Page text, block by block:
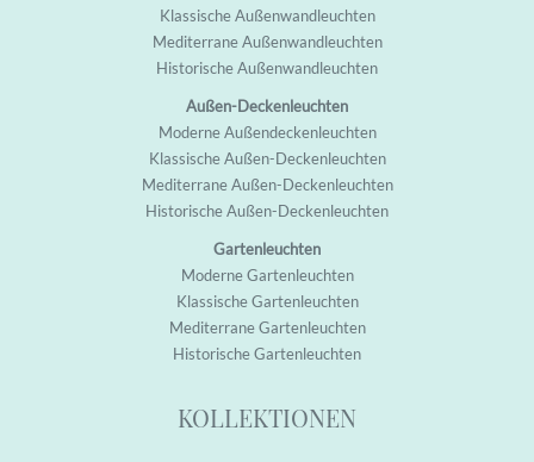
Klassische Außenwandleuchten
Mediterrane Außenwandleuchten
Historische Außenwandleuchten
Außen-Deckenleuchten
Moderne Außendeckenleuchten
Klassische Außen-Deckenleuchten
Mediterrane Außen-Deckenleuchten
Historische Außen-Deckenleuchten
Gartenleuchten
Moderne Gartenleuchten
Klassische Gartenleuchten
Mediterrane Gartenleuchten
Historische Gartenleuchten
KOLLEKTIONEN